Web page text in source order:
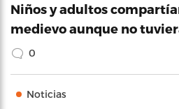
Niños y adultos
medievo aunque no
0
Noticias